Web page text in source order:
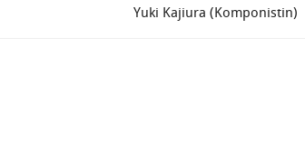
Yuki Kajiura (Komponistin)